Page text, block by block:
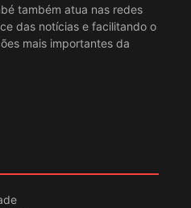
também atua nas redes
das notícias e facilitando o
mais importantes da